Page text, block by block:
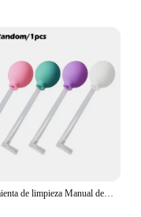
Herramienta de limpieza Manual de piedra, removedor de estilo Manual, limpiador de succión de piedra, bola de oreja, cuidado St B1F1